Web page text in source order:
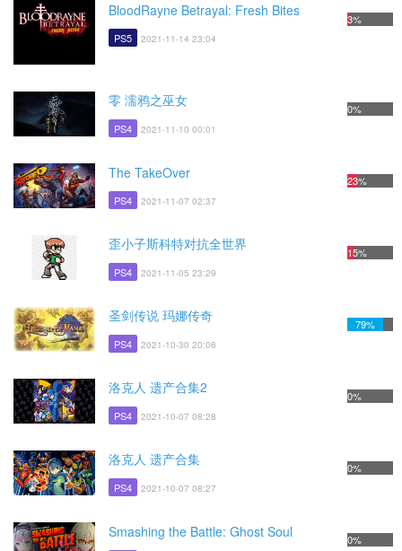
BloodRayne Betrayal: Fresh Bites
PS5 2021-11-14 23:04
3%
零 濡鸦之巫女
PS4 2021-11-10 00:01
0%
The TakeOver
PS4 2021-11-07 02:37
23%
歪小子斯科特对抗全世界
PS4 2021-11-05 23:29
15%
圣剑传说 玛娜传奇
PS4 2021-10-30 20:06
79%
洛克人 遗产合集2
PS4 2021-10-07 08:28
0%
洛克人 遗产合集
PS4 2021-10-07 08:27
0%
Smashing the Battle: Ghost Soul 0%